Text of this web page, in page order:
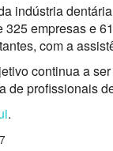
indústria
325 empresas e
com a
continua a
de profissionais
.